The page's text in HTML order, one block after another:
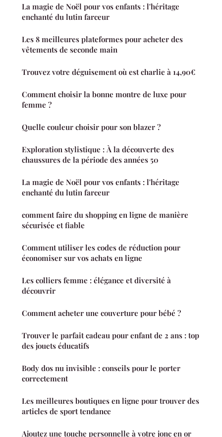
La magie de Noël pour vos enfants : l'héritage
enchanté du lutin farceur
Les 8 meilleures plateformes pour acheter des
vêtements de seconde main
Trouvez votre déguisement où est charlie à 14,90€
Comment choisir la bonne montre de luxe pour
femme ?
Quelle couleur choisir pour son blazer ?
Exploration stylistique : À la découverte des
chaussures de la période des années 50
La magie de Noël pour vos enfants : l'héritage
enchanté du lutin farceur
comment faire du shopping en ligne de manière
sécurisée et fiable
Comment utiliser les codes de réduction pour
économiser sur vos achats en ligne
Les colliers femme : élégance et diversité à
découvrir
Comment acheter une couverture pour bébé ?
Trouver le parfait cadeau pour enfant de 2 ans : top
des jouets éducatifs
Body dos nu invisible : conseils pour le porter
correctement
Les meilleures boutiques en ligne pour trouver des
articles de sport tendance
Ajoutez une touche personnelle à votre jonc en or